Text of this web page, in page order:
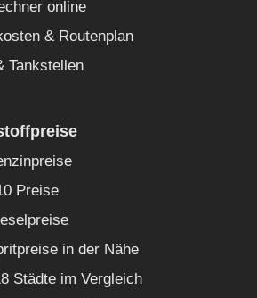
online
& Routenplan
Tankstellen
Preise
in der Nähe
Städte im Vergleich